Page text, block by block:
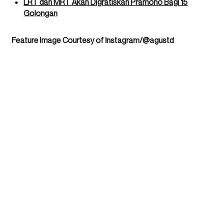
LRT dan MRT Akan Digratiskan Pramono Bagi 15
Golongan
Feature Image Courtesy of Instagram/@agustd